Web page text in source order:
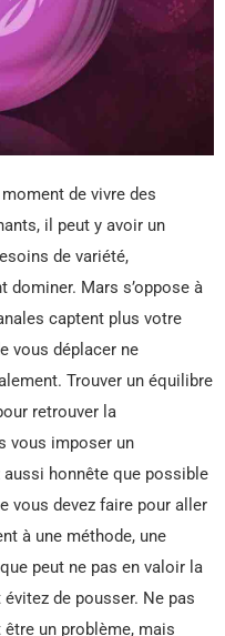
de vivre des
il peut y avoir un
de variété,
dominer. Mars s’oppose à
captent plus votre
vous déplacer ne
Trouver un équilibre
retrouver la
vous imposer un
aussi honnête que possible
vous devez faire pour aller
à une méthode, une
peut ne pas en valoir la
de pousser. Ne pas
un problème, mais